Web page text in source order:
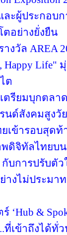
ะผู้ประกอบ
อย่างยั่งยืน
งวัล AREA
Happy
ต
เตรียมบุกต
นด์สังคมสูงวัย
ข้ารอบสุดท้า
ดิจิทัลไทยบ
กับการปรับตั
งไม่ประมา
‘Hub &
ข้าถึงได้ทั่ว